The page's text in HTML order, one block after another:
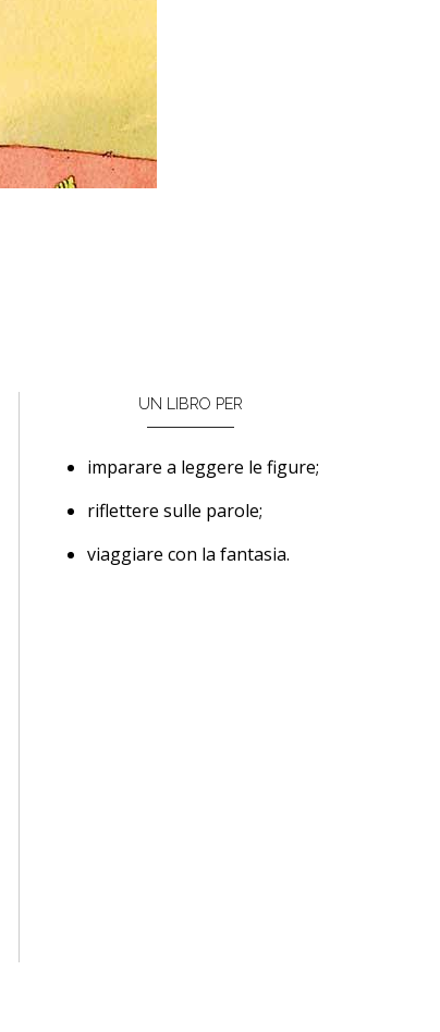
UN LIBRO PER
imparare a leggere le figure;
riflettere sulle parole;
viaggiare con la fantasia.